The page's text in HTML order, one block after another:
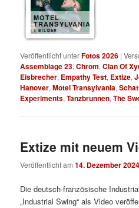
MOTEL
TRANSYLVANIA
8 BILDER
Veröffentlicht unterFotos 2026 |
Assemblage 23,Chrom,Clan Of
Eisbrecher, Empathy Test, Extize,
Hanover,Motel Transylvania,
Experiments,Tanzbrunnen,The
Extize mit neuem
Veröffentlicht am14. Dezember 2024
Die deutsch-französische
„Industrial Swing“ als Video